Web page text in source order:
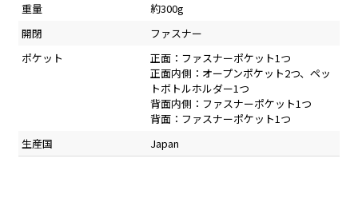
重量
約300g
開閉
ファスナー
ポケット
正面：ファスナーポケット1つ
正面内側：オープンポケット2つ、ペッ
トボトルホルダー1つ
背面内側：ファスナーポケット1つ
背面：ファスナーポケット1つ
生産国
Japan